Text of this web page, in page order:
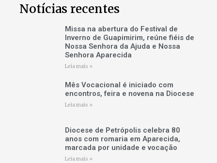
Notícias recentes
Missa na abertura do Festival de
Inverno de Guapimirim, reúne fiéis de
Nossa Senhora da Ajuda e Nossa
Senhora Aparecida
Leia mais »
Mês Vocacional é iniciado com
encontros, feira e novena na Diocese
Leia mais »
Diocese de Petrópolis celebra 80
anos com romaria em Aparecida,
marcada por unidade e vocação
Leia mais »